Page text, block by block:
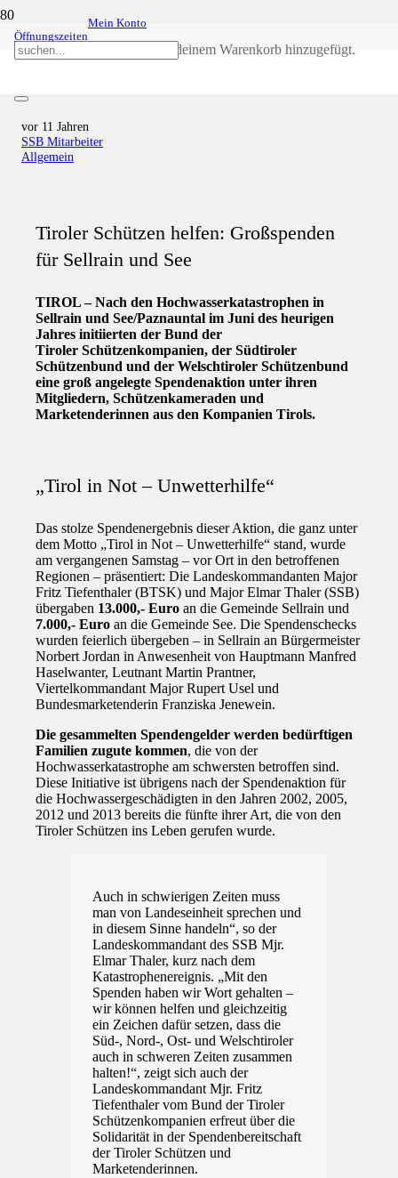
Öffnungszeiten
Mein Konto
wurde deinem Warenkorb hinzugefügt.
TIROL IN NOT: Großspenden für
vor 11 Jahren
SSB Mitarbeiter
Allgemein
Tiroler Schützen helfen: Großspenden
für Sellrain und See
TIROL – Nach den Hochwasserkatastrophen in
Sellrain und See/Paznauntal im Juni des heurigen
Jahres initiierten der Bund der
Tiroler Schützenkompanien, der Südtiroler
Schützenbund und der Welschtiroler Schützenbund
eine groß angelegte Spendenaktion unter ihren
Mitgliedern, Schützenkameraden und
Marketenderinnen aus den Kompanien Tirols.
„Tirol in Not – Unwetterhilfe“
Das stolze Spendenergebnis dieser Aktion, die ganz unter
dem Motto „Tirol in Not – Unwetterhilfe“ stand, wurde
am vergangenen Samstag – vor Ort in den betroffenen
Regionen – präsentiert: Die Landeskommandanten Major
Fritz Tiefenthaler (BTSK) und Major Elmar Thaler (SSB)
übergaben 13.000,- Euro an die Gemeinde Sellrain und
7.000,- Euro an die Gemeinde See. Die Spendenschecks
wurden feierlich übergeben – in Sellrain an Bürgermeister
Norbert Jordan in Anwesenheit von Hauptmann Manfred
Haselwanter, Leutnant Martin Prantner,
Viertelkommandant Major Rupert Usel und
Bundesmarketenderin Franziska Jenewein.
Die gesammelten Spendengelder werden bedürftigen
Familien zugute kommen, die von der
Hochwasserkatastrophe am schwersten betroffen sind.
Diese Initiative ist übrigens nach der Spendenaktion für
die Hochwassergeschädigten in den Jahren 2002, 2005,
2012 und 2013 bereits die fünfte ihrer Art, die von den
Tiroler Schützen ins Leben gerufen wurde.
Auch in schwierigen Zeiten muss
man von Landeseinheit sprechen und
in diesem Sinne handeln“, so der
Landeskommandant des SSB Mjr.
Elmar Thaler, kurz nach dem
Katastrophenereignis. „Mit den
Spenden haben wir Wort gehalten –
wir können helfen und gleichzeitig
ein Zeichen dafür setzen, dass die
Süd-, Nord-, Ost- und Welschtiroler
auch in schweren Zeiten zusammen
halten!“, zeigt sich auch der
Landeskommandant Mjr. Fritz
Tiefenthaler vom Bund der Tiroler
Schützenkompanien erfreut über die
Solidarität in der Spendenbereitschaft
der Tiroler Schützen und
Marketenderinnen.